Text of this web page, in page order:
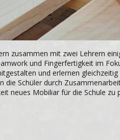
zusammen mit zwei Lehrern
und Fingerfertigkeit im
und erlernen
die Schüler durch
neues Mobiliar für die Schule zu